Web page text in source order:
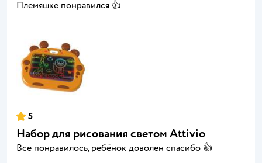
Племяшке понравился 👍
5
Набор для рисования светом Attivio
Все понравилось, ребёнок доволен спасибо 👍